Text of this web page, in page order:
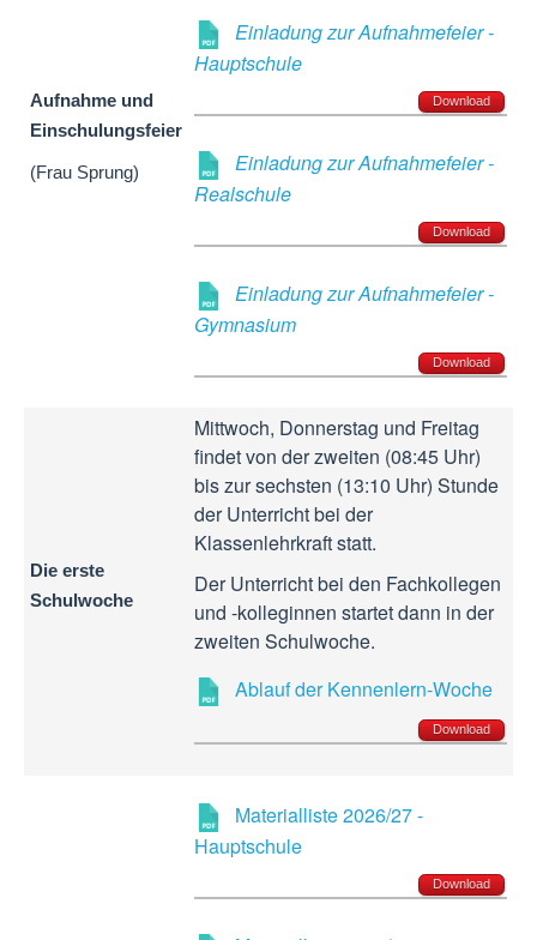
Aufnahme und
Einschulungsfeier
(Frau Sprung)
Einladung zur Aufnahmefeier -
Hauptschule
Download
Einladung zur Aufnahmefeier -
Realschule
Download
Einladung zur Aufnahmefeier -
Gymnasium
Download
Die erste
Schulwoche
Mittwoch, Donnerstag und Freitag
findet von der zweiten (08:45 Uhr)
bis zur sechsten (13:10 Uhr) Stunde
der Unterricht bei der
Klassenlehrkraft statt.
Der Unterricht bei den Fachkollegen
und -kolleginnen startet dann in der
zweiten Schulwoche.
Ablauf der Kennenlern-Woche
Download
Materialliste 2026/27 -
Hauptschule
Download